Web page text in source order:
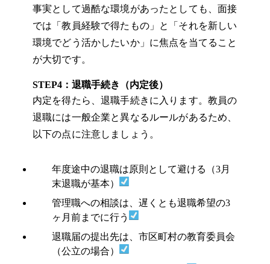
事実として過酷な環境があったとしても、面接
では「教員経験で得たもの」と「それを新しい
環境でどう活かしたいか」に焦点を当てること
が大切です。
STEP4：退職手続き（内定後）
内定を得たら、退職手続きに入ります。教員の
退職には一般企業と異なるルールがあるため、
以下の点に注意しましょう。
年度途中の退職は原則として避ける（3月
末退職が基本）
管理職への相談は、遅くとも退職希望の3
ヶ月前までに行う
退職届の提出先は、市区町村の教育委員会
（公立の場合）